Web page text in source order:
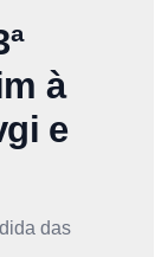
à
e
das